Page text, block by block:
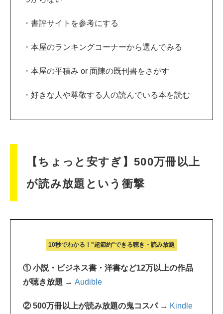
・書評サイトを参考にする
・本屋のランキングコーナーから選んでみる
・本屋の平積み or 面陳の既刊書をさがす
・好きな人や尊敬する人の読んでいる本を読む
【ちょっと安すぎ】500万冊以上
が読み放題という衝撃
10秒でわかる！"超節約"できる聴き・読み放題
① 小説・ビジネス書・洋書など12万以上の作品
が聴き放題 → Audible
② 500万冊以上が読み放題の鬼コスパ → Kindle